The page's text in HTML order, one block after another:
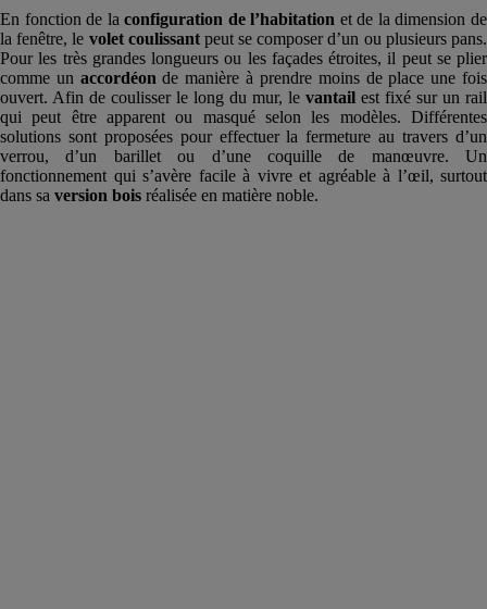
En fonction de laconfiguration de l’habitation et de la dimension de
la fenêtre, le volet coulissantpeut se composer d’un ou plusieurs pans.
Pour les très grandes longueurs ou les façades étroites, il peut se plier
comme un accordéon de manière à prendre moins de place une fois
ouvert. Afin de coulisser le long du mur, le vantail est fixé sur un rail
qui peut être apparent ou masqué selon les modèles. Différentes
solutions sont proposées pour effectuer la fermeture au travers d’un
verrou, d’un barillet ou d’une coquille de manœuvre. Un
fonctionnement qui s’avère facile à vivre et agréable à l’œil, surtout
dans sa version bois réalisée en matière noble.